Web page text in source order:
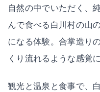
自然の中でいただく、
んで食べる白川村の山
になる体験。合掌造り
くり流れるような感覚
観光と温泉と食事で、